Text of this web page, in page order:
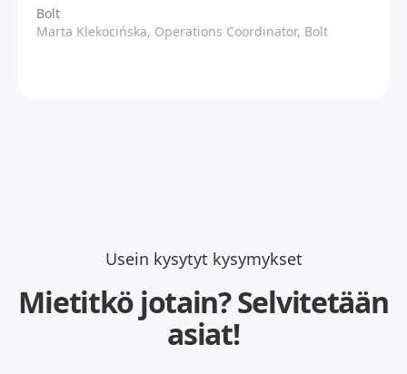
Bolt
Marta Klekocińska, Operations Coordinator, Bolt
Usein kysytyt kysymykset
Mietitkö jotain? Selvitetään
asiat!